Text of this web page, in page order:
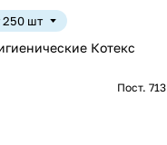
250 шт
Котекс
Пост. 713